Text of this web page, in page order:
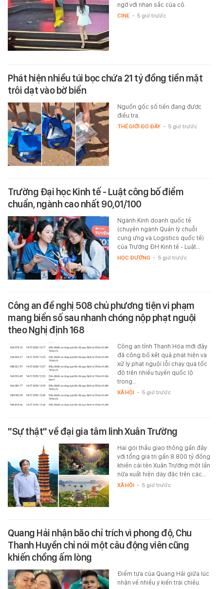
ngờ với nhan sắc của cô.
CINE - 5 giờ trước
Phát hiện nhiều túi bọc chứa 21 tỷ đồng tiền mặt
trôi dạt vào bờ biển
Nguồn gốc số tiền đang được
điều tra.
THẾ GIỚI ĐÓ ĐÂY - 5 giờ trước
Trường Đại học Kinh tế - Luật công bố điểm
chuẩn, ngành cao nhất 90,01/100
Ngành Kinh doanh quốc tế
(chuyên ngành Quản lý chuỗi
cung ứng và Logistics quốc tế)
của Trường ĐH Kinh tế - Luật…
HỌC ĐƯỜNG - 5 giờ trước
Công an đề nghị 508 chủ phương tiện vi phạm
mang biển số sau nhanh chóng nộp phạt nguội
theo Nghị định 168
Công an tỉnh Thanh Hóa mới đây
đã công bố kết quả phát hiện và
xử lý phạt nguội lỗi chạy quá tốc
độ trên nhiều tuyến quốc lộ
trong…
XÃ HỘI - 5 giờ trước
"Sự thật" về đại gia tâm linh Xuân Trường
Hai gói thầu giao thông gần đây
với tổng giá trị gần 8.800 tỷ đồng
khiến cái tên Xuân Trường một lần
nữa xuất hiện dày đặc trên các…
XÃ HỘI - 5 giờ trước
Quang Hải nhận bão chỉ trích vì phong độ, Chu
Thanh Huyền chỉ nói một câu động viên cũng
khiến chồng ấm lòng
Điểm tựa của Quang Hải giữa lúc
nhận về nhiều ý kiến trái chiều.